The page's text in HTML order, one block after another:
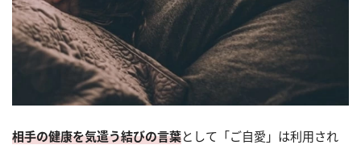
相手の健康を気遣う結びの言葉として「ご自愛」は利用され